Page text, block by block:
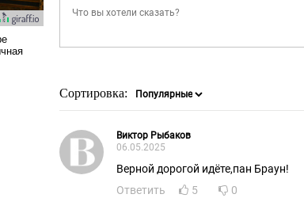
Сортировка:
Виктор Рыбаков
06.05.2025
Верной дорогой идёте,пан Браун!
Ответить
5 0